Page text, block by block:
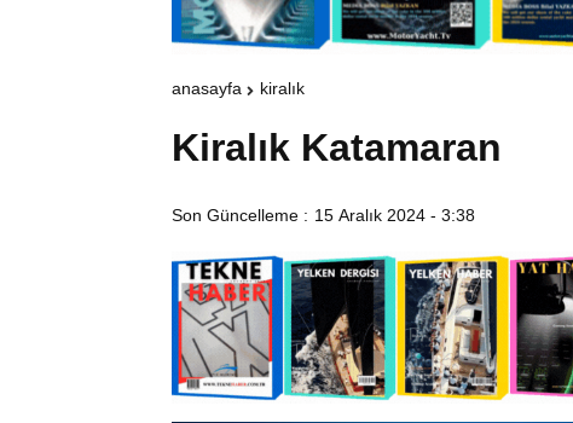
anasayfa kiralık
Kiralık Katamaran
Son Güncelleme : 15 Aralık 2024 - 3:38